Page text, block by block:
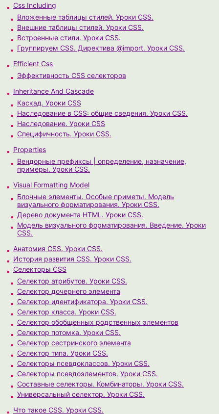
Css Including
Вложенные таблицы стилей. Уроки CSS.
Внешние таблицы стилей. Уроки CSS.
Встроенные стили. Уроки CSS.
Группируем CSS. Директива @import. Уроки CSS.
Efficient Css
Эффективность CSS селекторов
Inheritance And Cascade
Каскад. Уроки CSS
Наследование в CSS: общие сведения. Уроки CSS.
Наследование. Уроки CSS
Специфичность. Уроки CSS.
Properties
Вендорные префиксы | определение, назначение,
примеры. Уроки CSS.
Visual Formatting Model
Блочные элементы. Особые приметы. Модель
визуального форматирования. Уроки CSS.
Дерево документа HTML. Уроки CSS.
Модель визуального форматирования. Введение. Уроки
CSS.
Анатомия CSS. Уроки CSS.
История развития CSS. Уроки CSS.
Селекторы CSS
Селектор атрибутов. Уроки CSS.
Селектор дочернего элемента
Селектор идентификатора. Уроки CSS.
Селектор класса. Уроки CSS.
Селектор обобщенных родственных элементов
Селектор потомка. Уроки CSS.
Селектор сестринского элемента
Селектор типа. Уроки CSS.
Селекторы псевдоклассов. Уроки CSS.
Селекторы псевдоэлементов. Уроки CSS.
Составные селекторы. Комбинаторы. Уроки CSS.
Универсальный селектор. Уроки CSS.
Что такое CSS. Уроки CSS.